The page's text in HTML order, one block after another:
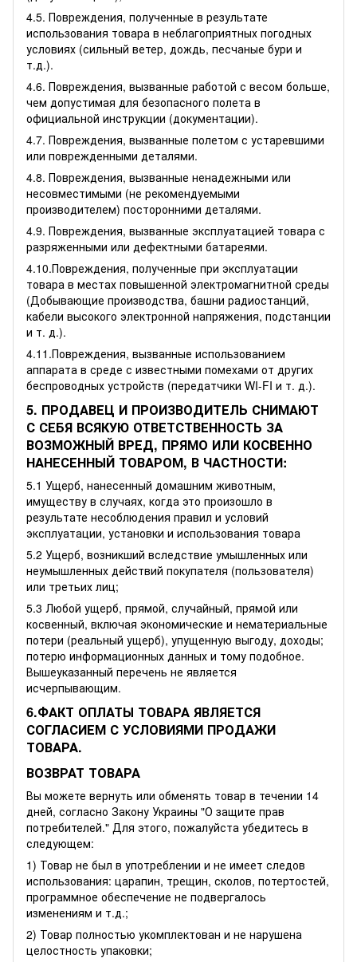
4.5. Повреждения, полученные в результате
использования товара в неблагоприятных погодных
условиях (сильный ветер, дождь, песчаные бури и
т.д.).
4.6. Повреждения, вызванные работой с весом больше,
чем допустимая для безопасного полета в
официальной инструкции (документации).
4.7. Повреждения, вызванные полетом с устаревшими
или поврежденными деталями.
4.8. Повреждения, вызванные ненадежными или
несовместимыми (не рекомендуемыми
производителем) посторонними деталями.
4.9. Повреждения, вызванные эксплуатацией товара с
разряженными или дефектными батареями.
4.10.Повреждения, полученные при эксплуатации
товара в местах повышенной электромагнитной среды
(Добывающие производства, башни радиостанций,
кабели высокого электронной напряжения, подстанции
и т. д.).
4.11.Повреждения, вызванные использованием
аппарата в среде с известными помехами от других
беспроводных устройств (передатчики WI-FI и т. д.).
5. ПРОДАВЕЦ И ПРОИЗВОДИТЕЛЬ СНИМАЮТ
С СЕБЯ ВСЯКУЮ ОТВЕТСТВЕННОСТЬ ЗА
ВОЗМОЖНЫЙ ВРЕД, ПРЯМО ИЛИ КОСВЕННО
НАНЕСЕННЫЙ ТОВАРОМ, В ЧАСТНОСТИ:
5.1 Ущерб, нанесенный домашним животным,
имуществу в случаях, когда это произошло в
результате несоблюдения правил и условий
эксплуатации, установки и использования товара
5.2 Ущерб, возникший вследствие умышленных или
неумышленных действий покупателя (пользователя)
или третьих лиц;
5.3 Любой ущерб, прямой, случайный, прямой или
косвенный, включая экономические и нематериальные
потери (реальный ущерб), упущенную выгоду, доходы;
потерю информационных данных и тому подобное.
Вышеуказанный перечень не является
исчерпывающим.
6.ФАКТ ОПЛАТЫ ТОВАРА ЯВЛЯЕТСЯ
СОГЛАСИЕМ С УСЛОВИЯМИ ПРОДАЖИ
ТОВАРА.
ВОЗВРАТ ТОВАРА
Вы можете вернуть или обменять товар в течении 14
дней, согласно Закону Украины "О защите прав
потребителей." Для этого, пожалуйста убедитесь в
следующем:
1) Товар не был в употреблении и не имеет следов
использования: царапин, трещин, сколов, потертостей,
программное обеспечение не подвергалось
изменениям и т.д.;
2) Товар полностью укомплектован и не нарушена
целостность упаковки;